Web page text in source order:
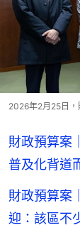
2026年2月25日，
財政預算案
普及化背道
財政預算案
迎：該區不